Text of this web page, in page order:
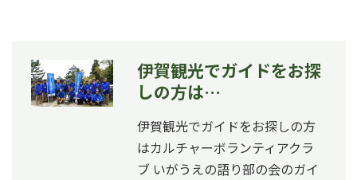
伊賀観光でガイドをお探
しの方は…
伊賀観光でガイドをお探しの方
はカルチャーボランティアクラ
ブ いがうえの語り部の会のガイ